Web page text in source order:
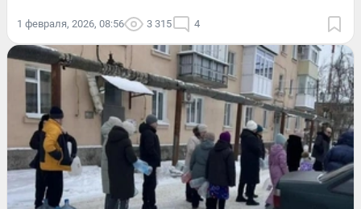
1 февраля, 2026, 08:56 3 315 4